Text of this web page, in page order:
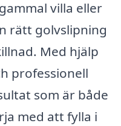
villa eller
rätt golvslipning
Med hjälp
professionell
som är både
med att fylla i